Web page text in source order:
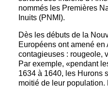
nommés les Premières
Inuits (PNMI).
Dès les débuts de la
Européens ont amené
contagieuses : rougeole,
Par exemple, «pendant
1634 à 1640, les Hurons
moitié de leur population.